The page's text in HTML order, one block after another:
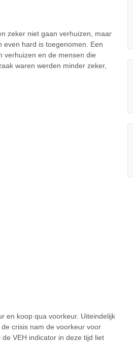
zeker niet gaan verhuizen, maar
even hard is toegenomen. Een
verhuizen en de mensen die
waren werden minder zeker,
en koop qua voorkeur. Uiteindelijk
crisis nam de voorkeur voor
de VEH indicator in deze tijd liet